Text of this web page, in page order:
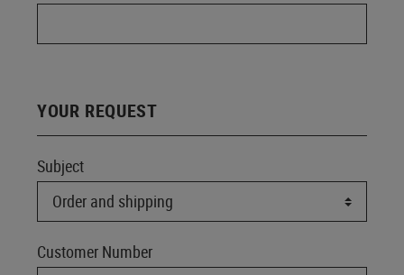
YOUR REQUEST
Subject
Customer Number